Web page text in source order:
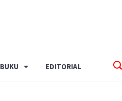
BUKU EDITORIAL